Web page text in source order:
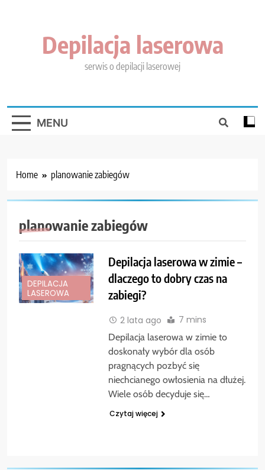
Depilacja laserowa
serwis o depilacji laserowej
MENU
Home planowanie zabiegów
planowanie zabiegów
DEPILACJA
LASEROWA
Depilacja laserowa w zimie –
dlaczego to dobry czas na
zabiegi?
2 lata ago 7 mins
Depilacja laserowa w zimie to
doskonały wybór dla osób
pragnących pozbyć się
niechcianego owłosienia na dłużej.
Wiele osób decyduje się…
Czytaj więcej